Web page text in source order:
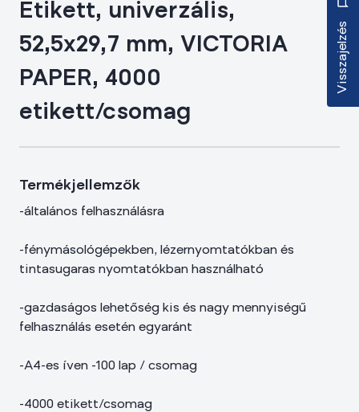
Visszajelzés
Etikett, univerzális,
52,5x29,7 mm, VICTORIA
PAPER, 4000
etikett/csomag
Termékjellemzők
-általános felhasználásra
-fénymásológépekben, lézernyomtatókban és
tintasugaras nyomtatókban használható
-gazdaságos lehetőség kis és nagy mennyiségű
felhasználás esetén egyaránt
-A4-es íven -100 lap / csomag
-4000 etikett/csomag